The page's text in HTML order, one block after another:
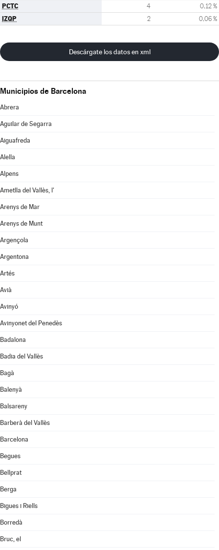
PCTC 4 0,12 %
IZQP 2 0,06 %
Descárgate los datos en xml
Municipios de Barcelona
Abrera
Aguilar de Segarra
Aiguafreda
Alella
Alpens
Ametlla del Vallès, l'
Arenys de Mar
Arenys de Munt
Argençola
Argentona
Artés
Avià
Avinyó
Avinyonet del Penedès
Badalona
Badia del Vallès
Bagà
Balenyà
Balsareny
Barberà del Vallès
Barcelona
Begues
Bellprat
Berga
Bigues i Riells
Borredà
Bruc, el